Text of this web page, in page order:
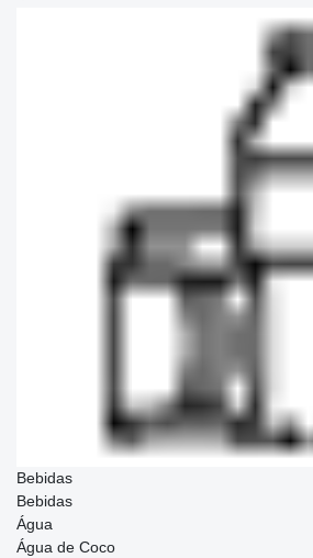
Bebidas
Bebidas
Água
Água de Coco